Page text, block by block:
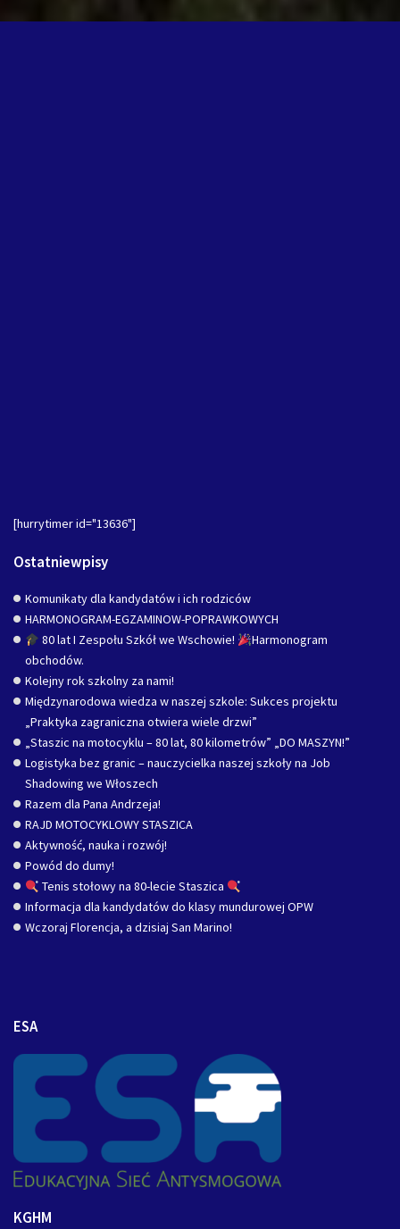
[hurrytimer id="13636"]
Ostatniewpisy
Komunikaty dla kandydatów i ich rodziców
HARMONOGRAM-EGZAMINOW-POPRAWKOWYCH
80 lat I Zespołu Szkół we Wschowie!
Harmonogram
obchodów.
Kolejny rok szkolny za nami!
Międzynarodowa wiedza w naszej szkole: Sukces projektu
„Praktyka zagraniczna otwiera wiele drzwi”
„Staszic na motocyklu – 80 lat, 80 kilometrów” „DO MASZYN!”
Logistyka bez granic – nauczycielka naszej szkoły na Job
Shadowing we Włoszech
Razem dla Pana Andrzeja!
RAJD MOTOCYKLOWY STASZICA
Aktywność, nauka i rozwój!
Powód do dumy!
Tenis stołowy na 80-lecie Staszica
Informacja dla kandydatów do klasy mundurowej OPW
Wczoraj Florencja, a dzisiaj San Marino!
ESA
KGHM